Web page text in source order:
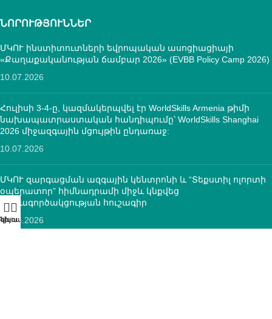
ՆՈՐՈՒԹՅՈՒՆՆԵՐ
ՄԿՈՒ ինստիտուտների եվրոպական ասոցիացիայի
«Քաղաքականության ճամբար 2026» (EVBB Policy Camp 2026)
10.07.2026
Հուլիսի 3-4-ը, կազմակերպվել էր WorldSkills Armenia թիմի
նախապատրաստական հանդիպումը՝ WorldSkills Shanghai
2026 միջազգային մցույթին ընդառաջ:
10.07.2026
ՄԿՈՒ զարգացման ազգային կենտրոնի և “Տեքստիլ ոլորտի
օպերատոր” հիմնադրամի միջև կնքվեց
համագործակցության հուշագիր
12.05.2026